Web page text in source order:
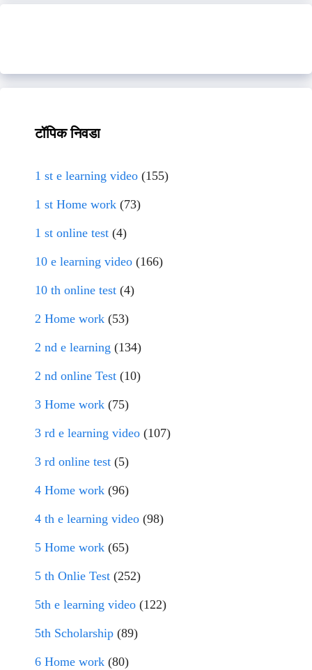
टॉपिक निवडा
1 st e learning video (155)
1 st Home work (73)
1 st online test (4)
10 e learning video (166)
10 th online test (4)
2 Home work (53)
2 nd e learning (134)
2 nd online Test (10)
3 Home work (75)
3 rd e learning video (107)
3 rd online test (5)
4 Home work (96)
4 th e learning video (98)
5 Home work (65)
5 th Onlie Test (252)
5th e learning video (122)
5th Scholarship (89)
6 Home work (80)